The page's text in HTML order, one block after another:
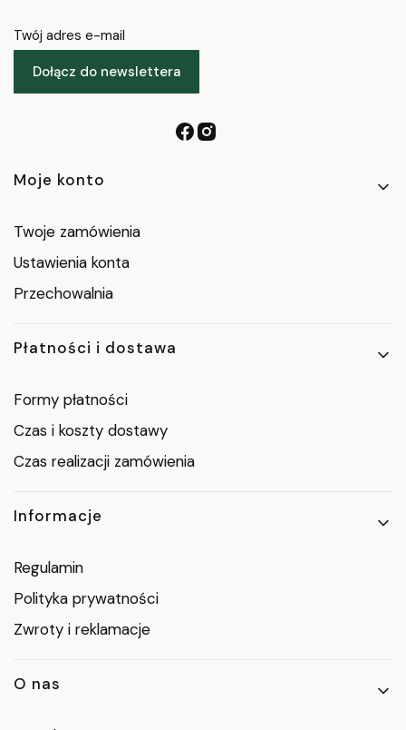
Twój adres e-mail
Dołącz do newslettera
Linki w stopce
Moje konto
Twoje zamówienia
Ustawienia konta
Przechowalnia
Płatności i dostawa
Formy płatności
Czas i koszty dostawy
Czas realizacji zamówienia
Informacje
Regulamin
Polityka prywatności
Zwroty i reklamacje
O nas